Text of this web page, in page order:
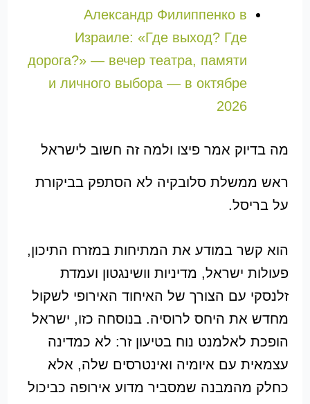
Александр Филиппенко в
Израиле: «Где выход? Где
дорога?» — вечер театра, памяти
и личного выбора — в октябре
2026
מה בדיוק אמר פיצו ולמה זה חשוב לישראל
ראש ממשלת סלובקיה לא הסתפק בביקורת
על בריסל.
הוא קשר במודע את המתיחות במזרח התיכון,
פעולות ישראל, מדיניות וושינגטון ועמדת
זלנסקי עם הצורך של האיחוד האירופי לשקול
מחדש את היחס לרוסיה. בנוסחה כזו, ישראל
הופכת לאלמנט נוח בטיעון זר: לא כמדינה
עצמאית עם איומיה ואינטרסים שלה, אלא
כחלק מהמבנה שמסביר מדוע אירופה כביכול